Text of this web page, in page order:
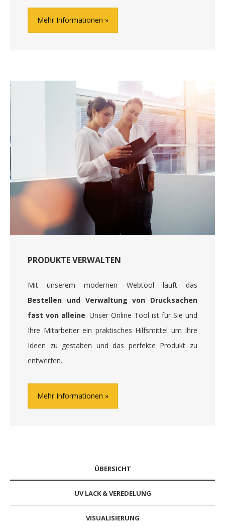
Mehr Informationen
PRODUKTE VERWALTEN
Mit unserem modernen Webtool läuft das
Bestellen und Verwaltung von Drucksachen
fast von alleine. Unser Online Tool ist für Sie und
Ihre Mitarbeiter ein praktisches Hilfsmittel um Ihre
Ideen zu gestalten und das perfekte Produkt zu
entwerfen.
Mehr Informationen
ÜBERSICHT
UV LACK & VEREDELUNG
VISUALISIERUNG